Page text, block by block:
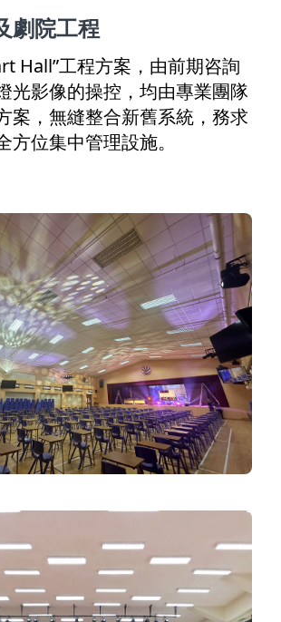
劇院工程
Hall”工程方案，由前期咨詢
光影像的操控，均由專業團隊
案，無縫整合新舊系統，務求
方位集中管理設施。